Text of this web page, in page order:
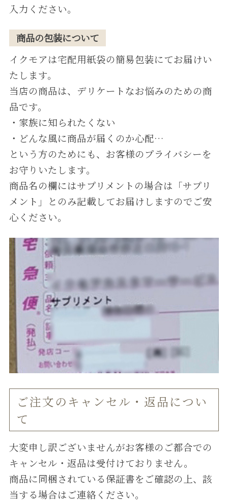
⼊⼒ください。
商品の包装について
イクモアは宅配⽤紙袋の簡易包装にてお届けい
たします。
当店の商品は、デリケートなお悩みのための商
品です。
・家族に知られたくない
・どんな⾵に商品が届くのか⼼配…
という⽅のためにも、お客様のプライバシーを
お守りいたします。
商品名の欄にはサプリメントの場合は「サプリ
メント」とのみ記載してお届けしますのでご安
⼼ください。
ご注⽂のキャンセル・返品につい
て
⼤変申し訳ございませんがお客様のご都合での
キャンセル・返品は受付けておりません。
商品に同梱されている保証書をご確認の上、該
当する場合はご連絡ください。